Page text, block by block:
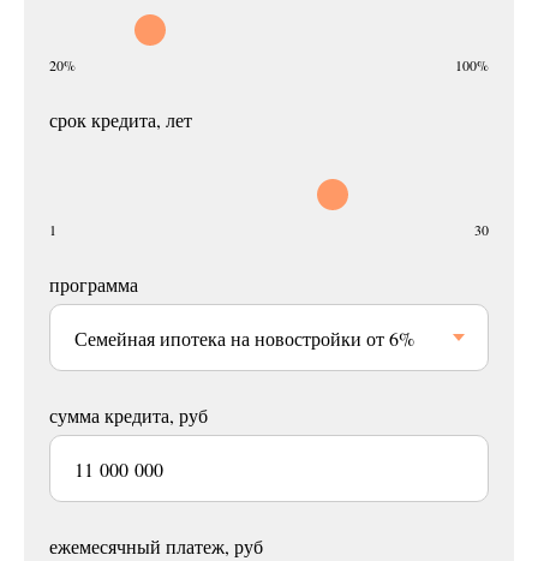
20% 100%
срок кредита, лет
1 30
программа
сумма кредита, руб
ежемесячный платеж, руб